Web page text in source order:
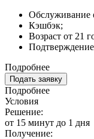
Обслуживание
Кэшбэк;
Возраст от 21
Подробнее
Подать заявку
Подробнее
Условия
Решение:
от 15 минут до 1 дня
Получение: